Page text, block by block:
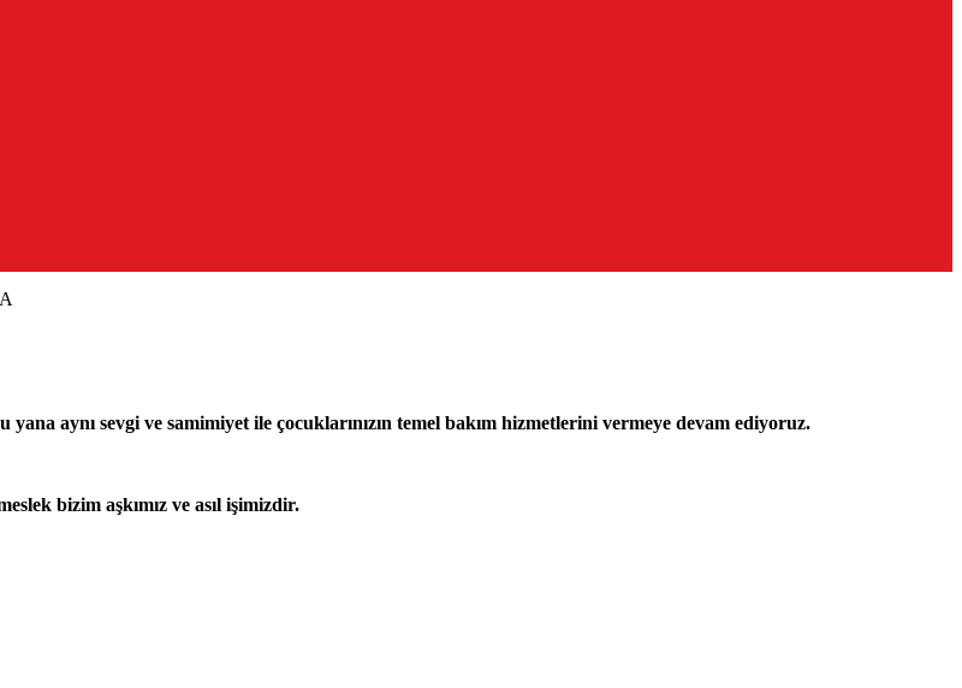
aynı sevgi ve samimiyet ile çocuklarınızın temel bakım hizmetlerini vermeye devam ediyoruz.
bizim aşkımız ve asıl işimizdir.